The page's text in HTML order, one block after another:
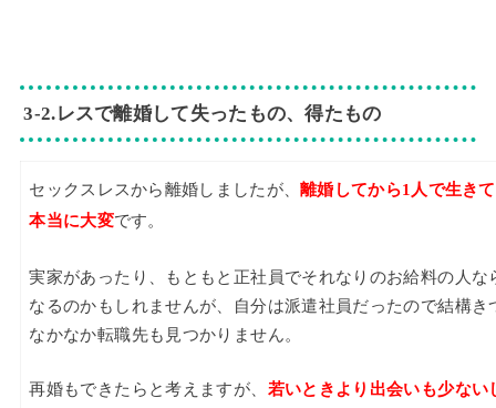
3-2.レスで離婚して失ったもの、得たもの
セックスレスから離婚しましたが、離婚してから1人で生き
本当に大変です。
実家があったり、もともと正社員でそれなりのお給料の人な
なるのかもしれませんが、自分は派遣社員だったので結構き
なかなか転職先も見つかりません。
再婚もできたらと考えますが、 若いときより出会いも少ない